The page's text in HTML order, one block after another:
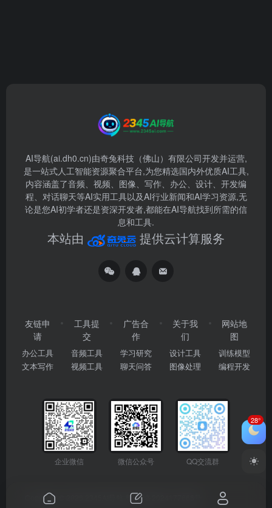
AI导航(ai.dh0.cn)由奇兔科技（佛山）有限公司开发并运营,
是一站式人工智能资源聚合平台,为您精选国内外优质AI工具,
内容涵盖了音频、视频、图像、写作、办公、设计、开发编
程、对话聊天等AI实用工具以及AI行业新闻和AI学习资源,无
论是您AI初学者还是资深开发者,都能在AI导航找到所需的信
息和工具.
本站由 提供云计算服务
友链申
请
办公工具
文本写作
工具提
交
音频工具
视频工具
广告合
作
学习研究
聊天问答
关于我
们
设计工具
图像处理
网站地
图
训练模型
编程开发
企业微信 微信公众号 QQ交流群
Copyright © 2026 粤ICP备2024177666号
28°